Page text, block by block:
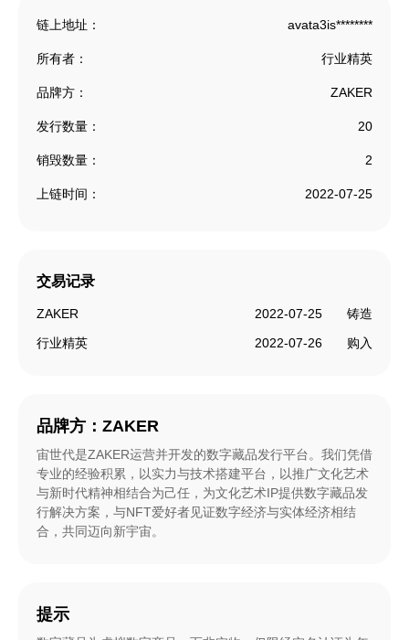
链上地址： avata3is********
所有者： 行业精英
品牌方： ZAKER
发行数量： 20
销毁数量： 2
上链时间： 2022-07-25
交易记录
ZAKER 2022-07-25
铸造
行业精英
2022-07-26 购入
品牌方： ZAKER
宙世代是ZAKER运营并开发的数字藏品发行平台。我们凭借
专业的经验积累，以实力与技术搭建平台，以推广文化艺术
与新时代精神相结合为己任，为文化艺术IP提供数字藏品发
行解决方案，与NFT爱好者见证数字经济与实体经济相结
合，共同迈向新宇宙。
提示